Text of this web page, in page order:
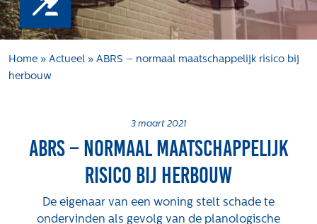
Rentmeesterij
Transities
Projecten
Tender-light Amundsenstraat Valkenswaard
Concurrentiegerichte dialoog en tenderstrategie
Hoge Woerd in Ewijk
Pachtbeleid gemeente Valkenswaard: duurzame
pacht als instrument voor landbouw- en
Home » Actueel » ABRS – normaal maatschappelijk risico bij
herbouw
3 maart 2021
ABRS – normaal maatschappelijk
risico bij herbouw
De eigenaar van een woning stelt schade te
ondervinden als gevolg van de planologische